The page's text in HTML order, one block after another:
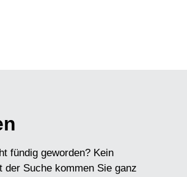
fündig geworden? Kein
der Suche kommen Sie ganz